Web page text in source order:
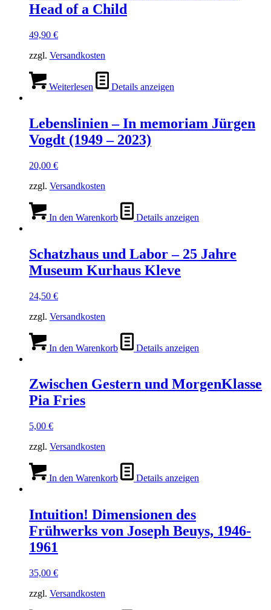
Head of a Child
49,90 €
zzgl. Versandkosten
Weiterlesen Details anzeigen
Lebenslinien – In memoriam Jürgen
Vogdt (1949 – 2023)
20,00 €
zzgl. Versandkosten
In den Warenkorb Details anzeigen
Schatzhaus und Labor – 25 Jahre
Museum Kurhaus Kleve
24,50 €
zzgl. Versandkosten
In den Warenkorb Details anzeigen
Zwischen Gestern und MorgenKlasse
Pia Fries
5,00 €
zzgl. Versandkosten
In den Warenkorb Details anzeigen
Intuition! Dimensionen des
Frühwerks von Joseph Beuys, 1946-
1961
35,00 €
zzgl. Versandkosten